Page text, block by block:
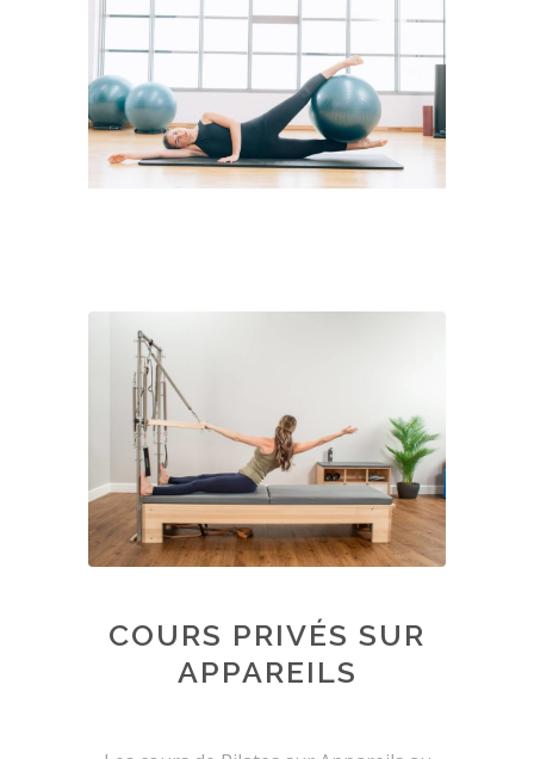
COURS PRIVÉS SUR
APPAREILS